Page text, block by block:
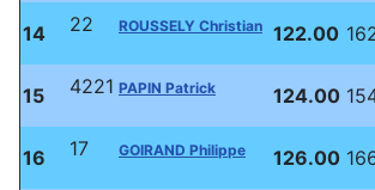
14
22 ROUSSELY Christian 122.00
15
4221 PAPIN Patrick 124.00
16
17 GOIRAND Philippe 126.00